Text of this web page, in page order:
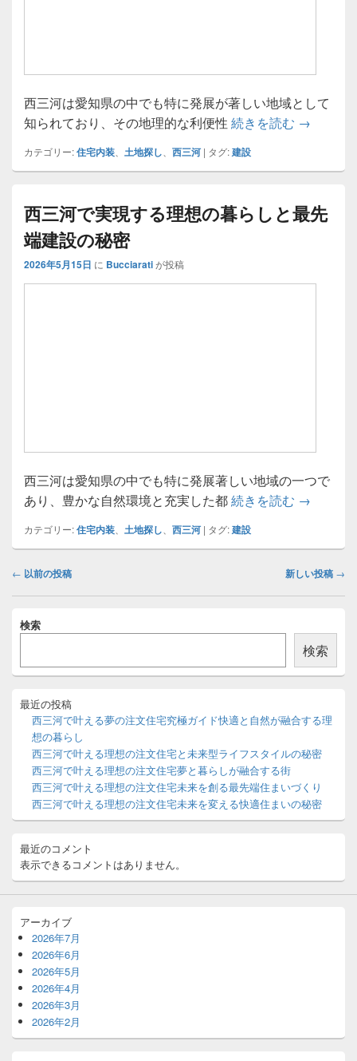
西三河は愛知県の中でも特に発展が著しい地域として
知られており、その地理的な利便性 続きを読む 未来を拓
→
カテゴリー:住宅内装 土地探し 西三河 | タグ:建設
西三河で実現する理想の暮らしと最先
端建設の秘密
2026年5月15日 に Bucciaratiが投稿
西三河は愛知県の中でも特に発展著しい地域の一つで
あり、豊かな自然環境と充実した都続きを読む 西三河で
→
カテゴリー:住宅内装 土地探し 西三河 | タグ:建設
投
ビ
ゲ
シ
ン
← 以前の投稿 新しい投稿 →
イ
イ
バ
エ
ア
検索
検索
最近の投稿
西三河で叶える夢の注文住宅究極ガイド快適と自然が融合する理
想の暮らし
西三河で叶える理想の注文住宅と未来型ライフスタイルの秘密
西三河で叶える理想の注文住宅夢と暮らしが融合する街
西三河で叶える理想の注文住宅未来を創る最先端住まいづくり
西三河で叶える理想の注文住宅未来を変える快適住まいの秘密
最近のコメント
表示できるコメントはありません。
アーカイブ
2026年7月
2026年6月
2026年5月
2026年4月
2026年3月
2026年2月